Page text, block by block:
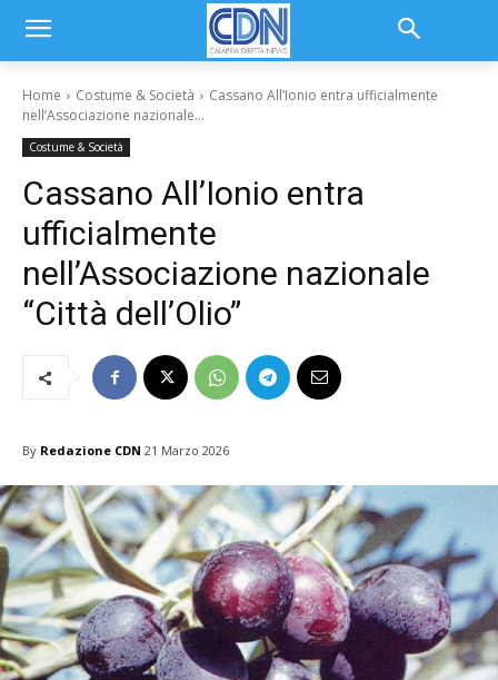
Home Costume & Società
Cassano All’Ionio entra ufficialmente
nell’Associazione nazionale...
Costume & Società
Cassano All’Ionio entra
ufficialmente
nell’Associazione nazionale
“Città dell’Olio”
By Redazione CDN 21 Marzo 2026